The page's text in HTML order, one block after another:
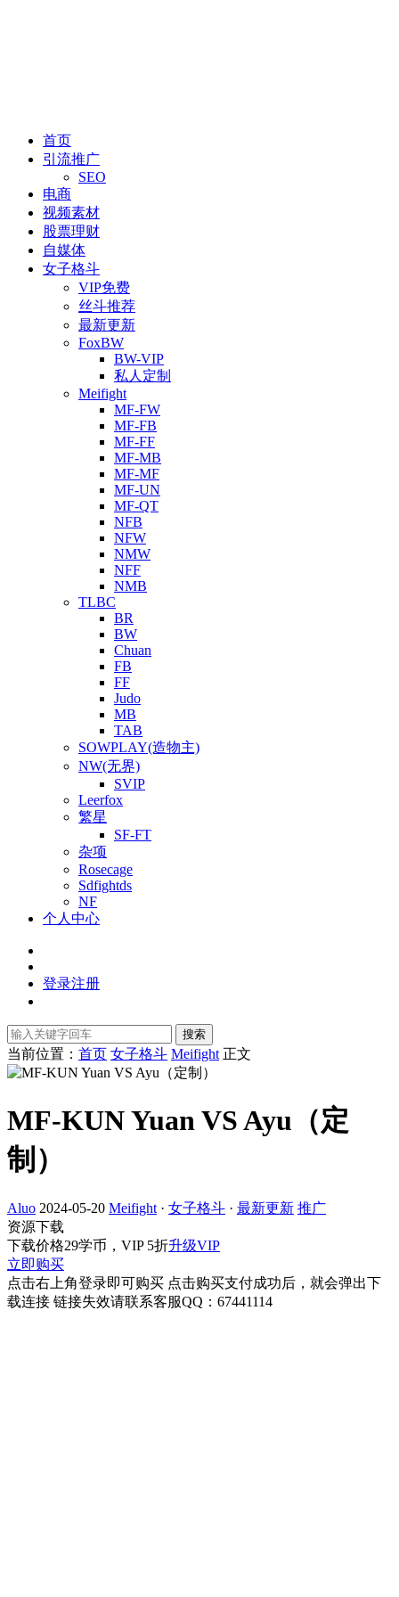
首页
引流推广
SEO
电商
视频素材
股票理财
自媒体
女子格斗
VIP免费
丝斗推荐
最新更新
FoxBW
BW-VIP
私人定制
Meifight
MF-FW
MF-FB
MF-FF
MF-MB
MF-MF
MF-UN
MF-QT
NFB
NFW
NMW
NFF
NMB
TLBC
BR
BW
Chuan
FB
FF
Judo
MB
TAB
SOWPLAY(造物主)
NW(无界)
SVIP
Leerfox
繁星
SF-FT
杂项
Rosecage
Sdfightds
NF
个人中心
登录注册
搜索
当前位置： 首页 女子格斗 Meifight 正文
MF-KUN Yuan VS Ayu（定
制）
Aluo 2024-05-20 Meifight · 女子格斗 · 最新更新 推广
资源下载
下载价格29学币，VIP 5折升级VIP
立即购买
点击右上角登录即可购买 点击购买支付成功后，就会弹出下
载连接 链接失效请联系客服QQ：67441114